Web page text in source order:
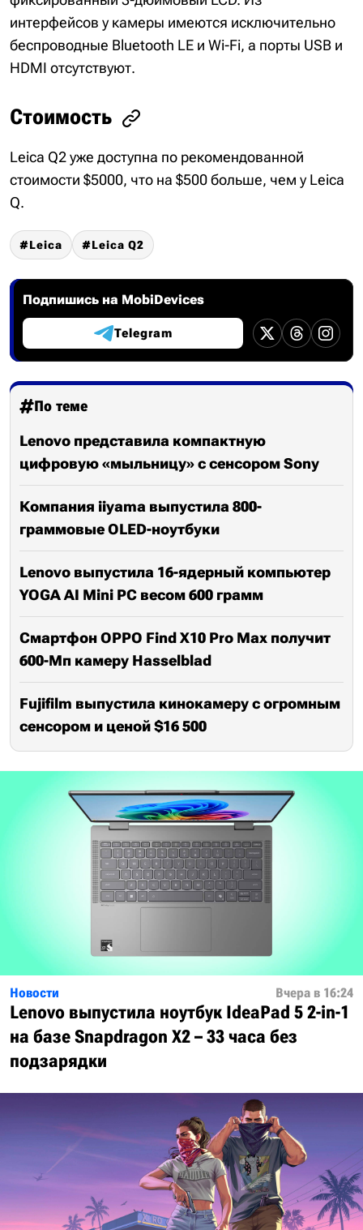
интерфейсов у камеры имеются исключительно
беспроводные Bluetooth LE и Wi-Fi, а порты USB и
HDMI отсутствуют.
Стоимость
Leica Q2 уже доступна по рекомендованной
стоимости $5000, что на $500 больше, чем у Leica
Q.
Leica Leica Q2
Подпишись на MobiDevices
Telegram
По теме
Lenovo представила компактную
цифровую «мыльницу» с сенсором Sony
Компания iiyama выпустила 800-
граммовые OLED-ноутбуки
Lenovo выпустила 16-ядерный компьютер
YOGA AI Mini PC весом 600 грамм
Смартфон OPPO Find X10 Pro Max получит
600-Мп камеру Hasselblad
Fujifilm выпустила кинокамеру с огромным
сенсором и ценой $16 500
Новости Вчера в 16:24
Lenovo выпустила ноутбук IdeaPad 5 2-in-1
на базе Snapdragon X2 – 33 часа без
подзарядки